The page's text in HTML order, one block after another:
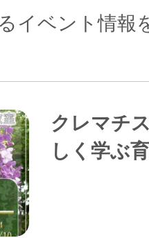
イベント情報
クレマチ
しく学ぶ